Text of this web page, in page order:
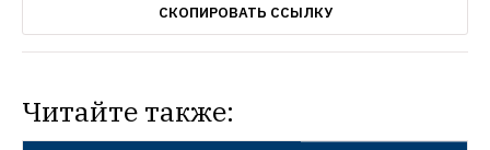
СКОПИРОВАТЬ ССЫЛКУ
Читайте также: